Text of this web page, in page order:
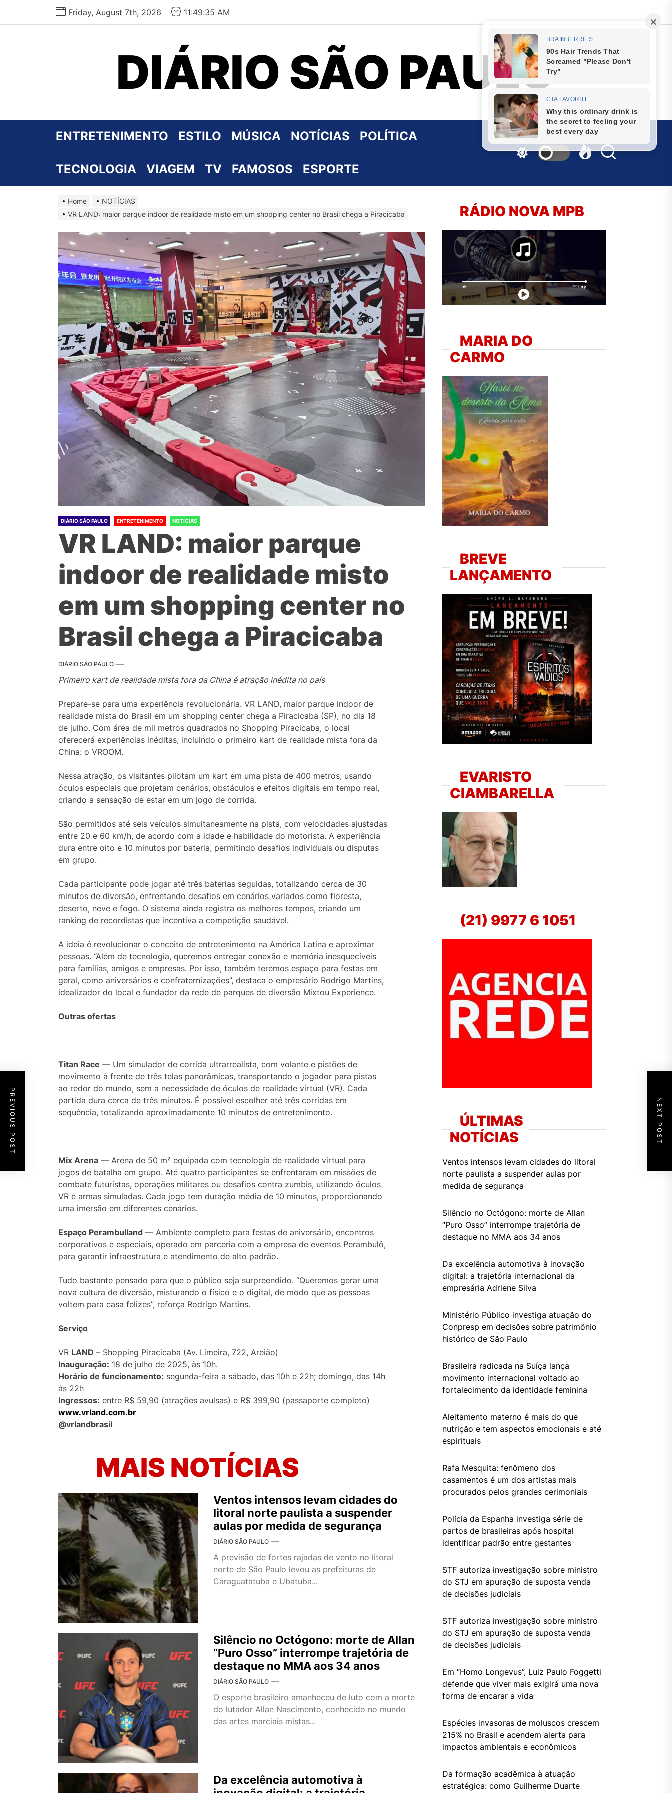
Friday, August 7th, 2026 11:49:36 AM
DIÁRIO SÃO PAULO
ENTRETENIMENTO ESTILO MÚSICA NOTÍCIAS POLÍTICA
TECNOLOGIA VIAGEM TV FAMOSOS ESPORTE
Home
NOTÍCIAS
VR LAND: maior parque indoor de realidade misto em um shopping center no Brasil chega a Piracicaba
DIÁRIO SÃO PAULO ENTRETENIMENTO NOTÍCIAS
VR LAND: maior parque
indoor de realidade misto
em um shopping center no
Brasil chega a Piracicaba
DIÁRIO SÃO PAULO
Primeiro kart de realidade mista fora da China é atração inédita no país
Prepare-se para uma experiência revolucionária. VR LAND, maior parque indoor de
realidade mista do Brasil em um shopping center chega a Piracicaba (SP), no dia 18
de julho. Com área de mil metros quadrados no Shopping Piracicaba, o local
oferecerá experiências inéditas, incluindo o primeiro kart de realidade mista fora da
China: o VROOM.
Nessa atração, os visitantes pilotam um kart em uma pista de 400 metros, usando
óculos especiais que projetam cenários, obstáculos e efeitos digitais em tempo real,
criando a sensação de estar em um jogo de corrida.
São permitidos até seis veículos simultaneamente na pista, com velocidades ajustadas
entre 20 e 60 km/h, de acordo com a idade e habilidade do motorista. A experiência
dura entre oito e 10 minutos por bateria, permitindo desafios individuais ou disputas
em grupo.
Cada participante pode jogar até três baterias seguidas, totalizando cerca de 30
minutos de diversão, enfrentando desafios em cenários variados como floresta,
deserto, neve e fogo. O sistema ainda registra os melhores tempos, criando um
ranking de recordistas que incentiva a competição saudável.
A ideia é revolucionar o conceito de entretenimento na América Latina e aproximar
pessoas. “Além de tecnologia, queremos entregar conexão e memória inesquecíveis
para famílias, amigos e empresas. Por isso, também teremos espaço para festas em
geral, como aniversários e confraternizações”, destaca o empresário Rodrigo Martins,
idealizador do local e fundador da rede de parques de diversão Mixtou Experience.
Outras ofertas
Titan Race — Um simulador de corrida ultrarrealista, com volante e pistões de
movimento à frente de três telas panorâmicas, transportando o jogador para pistas
ao redor do mundo, sem a necessidade de óculos de realidade virtual (VR). Cada
partida dura cerca de três minutos. É possível escolher até três corridas em
sequência, totalizando aproximadamente 10 minutos de entretenimento.
Mix Arena — Arena de 50 m² equipada com tecnologia de realidade virtual para
jogos de batalha em grupo. Até quatro participantes se enfrentaram em missões de
combate futuristas, operações militares ou desafios contra zumbis, utilizando óculos
VR e armas simuladas. Cada jogo tem duração média de 10 minutos, proporcionando
uma imersão em diferentes cenários.
Espaço Perambulland — Ambiente completo para festas de aniversário, encontros
corporativos e especiais, operado em parceria com a empresa de eventos Perambulô,
para garantir infraestrutura e atendimento de alto padrão.
Tudo bastante pensado para que o público seja surpreendido. “Queremos gerar uma
nova cultura de diversão, misturando o físico e o digital, de modo que as pessoas
voltem para casa felizes”, reforça Rodrigo Martins.
Serviço
VR LAND – Shopping Piracicaba (Av. Limeira, 722, Areião)
Inauguração: 18 de julho de 2025, às 10h.
Horário de funcionamento: segunda-feira a sábado, das 10h e 22h; domingo, das 14h
às 22h
Ingressos: entre R$ 59,90 (atrações avulsas) e R$ 399,90 (passaporte completo)
www.vrland.com.br
@vrlandbrasil
PREVIOUS POST NEXT POST
MAIS NOTÍCIAS
Ventos intensos levam cidades do
litoral norte paulista a suspender
aulas por medida de segurança
DIÁRIO SÃO PAULO
A previsão de fortes rajadas de vento no litoral
norte de São Paulo levou as prefeituras de
Caraguatatuba e Ubatuba...
Silêncio no Octógono: morte de Allan
“Puro Osso” interrompe trajetória de
destaque no MMA aos 34 anos
DIÁRIO SÃO PAULO
O esporte brasileiro amanheceu de luto com a morte
do lutador Allan Nascimento, conhecido no mundo
das artes marciais mistas...
Da excelência automotiva à
RÁDIO NOVA MPB
MARIA DO
CARMO
BREVE
LANÇAMENTO
EVARISTO
CIAMBARELLA
(21) 9977 6 1051
ÚLTIMAS
NOTÍCIAS
Ventos intensos levam cidades do litoral
norte paulista a suspender aulas por
medida de segurança
Silêncio no Octógono: morte de Allan
“Puro Osso” interrompe trajetória de
destaque no MMA aos 34 anos
Da excelência automotiva à inovação
digital: a trajetória internacional da
empresária Adriene Silva
Ministério Público investiga atuação do
Conpresp em decisões sobre patrimônio
histórico de São Paulo
Brasileira radicada na Suíça lança
movimento internacional voltado ao
fortalecimento da identidade feminina
Aleitamento materno é mais do que
nutrição e tem aspectos emocionais e até
espirituais
Rafa Mesquita: fenômeno dos
casamentos é um dos artistas mais
procurados pelos grandes cerimoniais
Polícia da Espanha investiga série de
partos de brasileiras após hospital
identificar padrão entre gestantes
STF autoriza investigação sobre ministro
do STJ em apuração de suposta venda
de decisões judiciais
STF autoriza investigação sobre ministro
do STJ em apuração de suposta venda
de decisões judiciais
Em “Homo Longevus”, Luiz Paulo Foggetti
defende que viver mais exigirá uma nova
forma de encarar a vida
Espécies invasoras de moluscos crescem
215% no Brasil e acendem alerta para
impactos ambientais e econômicos
Da formação acadêmica à atuação
estratégica: como Guilherme Duarte